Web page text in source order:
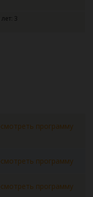
3
программу
программу
программу